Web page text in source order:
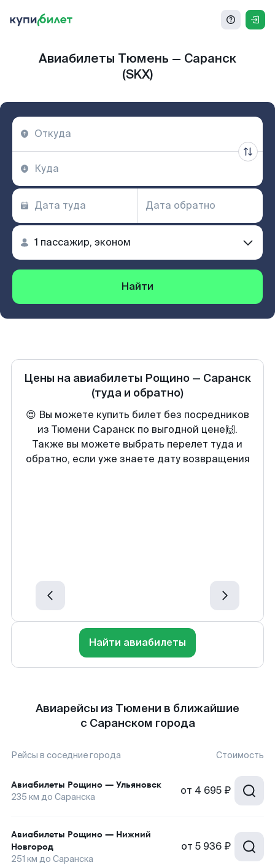
Авиабилеты Тюмень — Саранск
(SKX)
Найти
Цены на авиабилеты Рощино — Саранск
(туда и обратно)
😍 Вы можете купить билет без посредников
из Тюмени Саранск по выгодной цене🙌.
Также вы можете выбрать перелет туда и
обратно, если уже знаете дату возвращения
Найти авиабилеты
Авиарейсы из Тюмени в ближайшие
с Саранском города
Рейсы в соседние города Стоимость
Авиабилеты Рощино — Ульяновск
235 км до Саранска от 4 695 ₽
Авиабилеты Рощино — Нижний
Новгород
251 км до Саранска
от 5 936 ₽